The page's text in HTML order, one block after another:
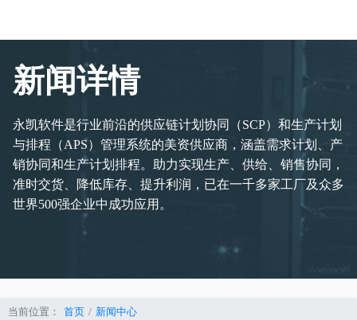
新闻详情
永凯软件是行业前沿的供应链计划协同（SCP）和生产计划
与排程（APS）管理系统的美资供应商，涵盖需求计划、产
销协同和生产计划排程。助力实现生产、供给、销售协同，
准时交货、降低库存、提升利润，已在一千多家工厂及众多
世界500强企业中成功应用。
当前位置： 首页
新闻中心